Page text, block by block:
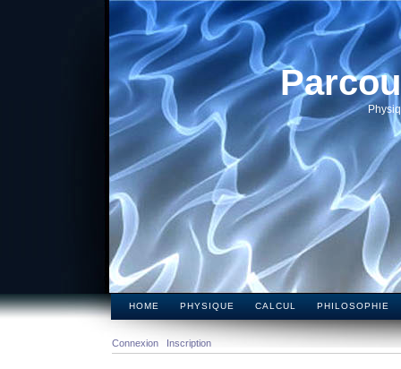
HOME PHYSIQUE CALCUL PHILOSOPHIE
Connexion Inscription